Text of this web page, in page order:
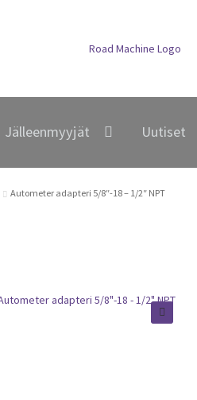
Jälleenmyyjät Uutiset
Autometer adapteri 5/8″-18 – 1/2″ NPT